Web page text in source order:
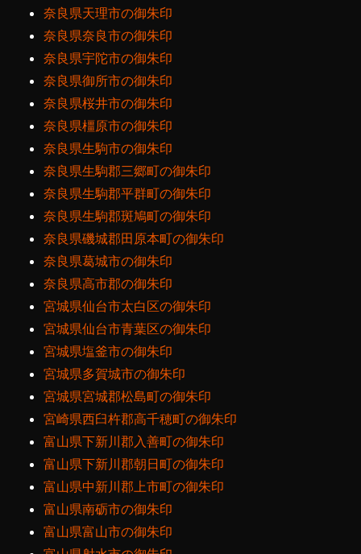
奈良県天理市の御朱印
奈良県奈良市の御朱印
奈良県宇陀市の御朱印
奈良県御所市の御朱印
奈良県桜井市の御朱印
奈良県橿原市の御朱印
奈良県生駒市の御朱印
奈良県生駒郡三郷町の御朱印
奈良県生駒郡平群町の御朱印
奈良県生駒郡斑鳩町の御朱印
奈良県磯城郡田原本町の御朱印
奈良県葛城市の御朱印
奈良県高市郡の御朱印
宮城県仙台市太白区の御朱印
宮城県仙台市青葉区の御朱印
宮城県塩釜市の御朱印
宮城県多賀城市の御朱印
宮城県宮城郡松島町の御朱印
宮崎県西臼杵郡高千穂町の御朱印
富山県下新川郡入善町の御朱印
富山県下新川郡朝日町の御朱印
富山県中新川郡上市町の御朱印
富山県南砺市の御朱印
富山県富山市の御朱印